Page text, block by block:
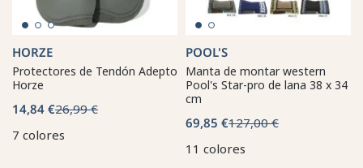
HORZE
Protectores de Tendón Adepto
Horze
14,84 €26,99 €
7 colores
POOL'S
Manta de montar western
Pool's Star-pro de lana 38 x 34
cm
69,85 €127,00 €
11 colores